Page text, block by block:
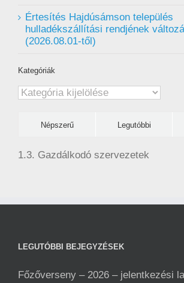
Értesítés Hajdúsámson település
hulladékszállítási rendjének
(2026.08.01-től)
Kategóriák
Kategóriák
Népszerű Legutóbbi
1.3. Gazdálkodó szervezetek
LEGUTÓBBI BEJEGYZÉSEK
Főzőverseny – 2026 – jelentkezési